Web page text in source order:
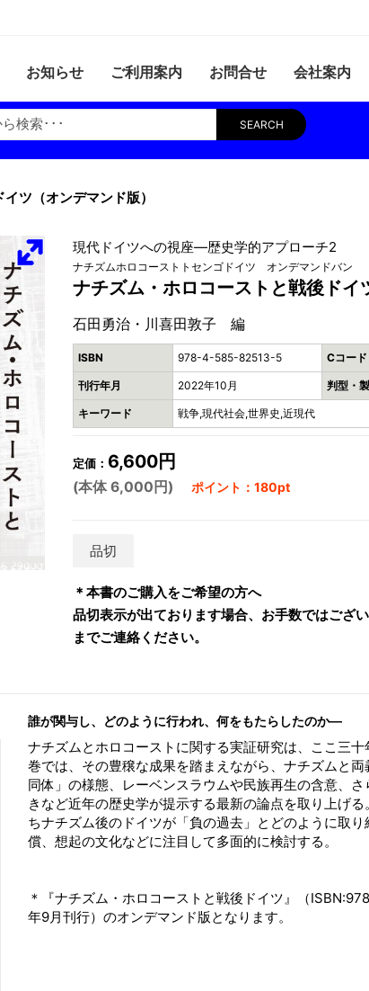
お知らせ ご利用案内 お問合せ 会社案内
SEARCH
ツ（オンデマンド版）
現代ドイツへの視座―歴史学的アプローチ2
ナチズムホロコーストトセンゴドイツ オンデマンドバン
ナチズム・ホロコーストと戦後ドイ
石田勇治・川喜田敦子 編
ISBN 978-4-585-82513-5 Cコード
刊行年月 2022年10月 判型・
キーワード 戦争,現代社会,世界史,近現代
定価： 6,600円
(本体 6,000円) ポイント：180pt
品切
＊本書のご購入をご希望の方へ
品切表示が出ております場合、お手数ではござ
までご連絡ください。
誰が関与し、どのように行われ、何をもたらしたのか―
ナチズムとホロコーストに関する実証研究は、ここ三
巻では、その豊穣な成果を踏まえながら、ナチズムと
同体」の様態、レーベンスラウムや民族再生の含意、
きなど近年の歴史学が提示する最新の論点を取り上げ
ちナチズム後のドイツが「負の過去」とどのように取
償、想起の文化などに注目して多面的に検討する。
＊『ナチズム・ホロコーストと戦後ドイツ』（
年9月刊行）のオンデマンド版となります。